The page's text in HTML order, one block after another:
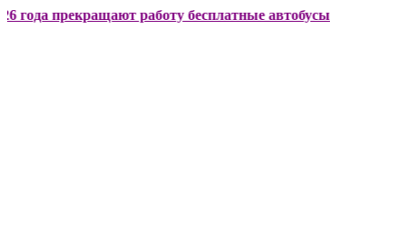
работу бесплатные автобусы